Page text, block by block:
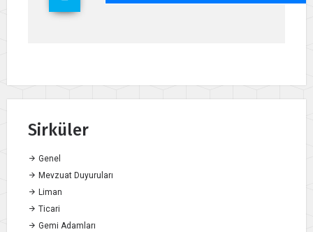
Sirküler
Genel
Mevzuat Duyuruları
Liman
Ticari
Gemi Adamları